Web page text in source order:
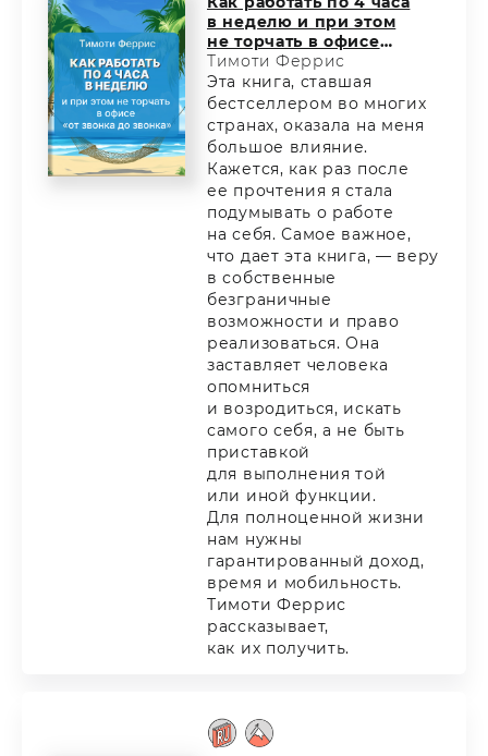
в неделю и при этом
не торчать в офисе
«от звонка до звонка»,
жить где угодно
и богатеть
Тимоти Феррис
Эта книга, ставшая
бестселлером во многих
странах, оказала на меня
большое влияние.
Кажется, как раз после
ее прочтения я стала
подумывать о работе
на себя. Самое важное,
что дает эта книга, — веру
в собственные
безграничные
возможности и право
реализоваться. Она
заставляет человека
опомниться
и возродиться, искать
самого себя, а не быть
приставкой
для выполнения той
или иной функции.
Для полноценной жизни
нам нужны
гарантированный доход,
время и мобильность.
Тимоти Феррис
рассказывает,
как их получить.